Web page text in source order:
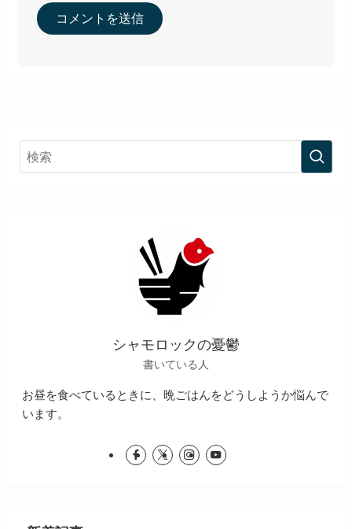
シャモロックの憂鬱
書いている人
お昼を食べているときに、晩ごはんをどうしようか悩んで
います。